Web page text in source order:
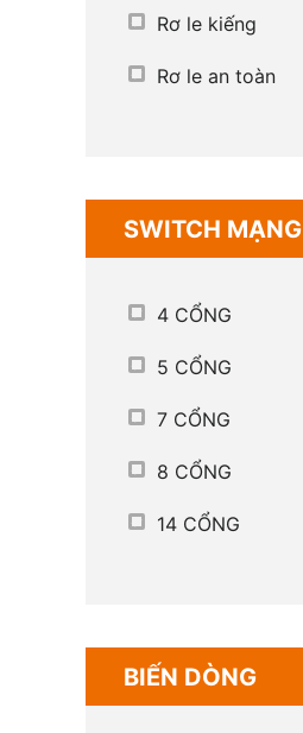
Rơ le kiếng
Rơ le an toàn
SWITCH MẠNG
4 CỔNG
5 CỔNG
7 CỔNG
8 CỔNG
14 CỔNG
BIẾN DÒNG